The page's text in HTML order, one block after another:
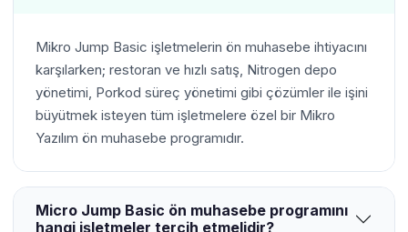
Mikro Jump Basic işletmelerin ön muhasebe ihtiyacını
karşılarken; restoran ve hızlı satış, Nitrogen depo
yönetimi, Porkod süreç yönetimi gibi çözümler ile işini
büyütmek isteyen tüm işletmelere özel bir Mikro
Yazılım ön muhasebe programıdır.
Micro Jump Basic ön muhasebe programını
hangi işletmeler tercih etmelidir?